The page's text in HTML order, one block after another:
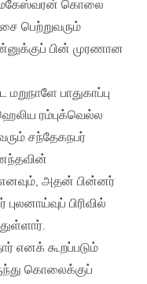
மகேஸ்வரன் கொலை
பெற்றுவரும்
பின் முரணான
பாதுகாப்பு
ரம்புக்வெல்ல
சந்தேகநபர்
அதன் பின்னர்
பிரிவில்
எனக் கூறப்படும்
கொலைக்குப்